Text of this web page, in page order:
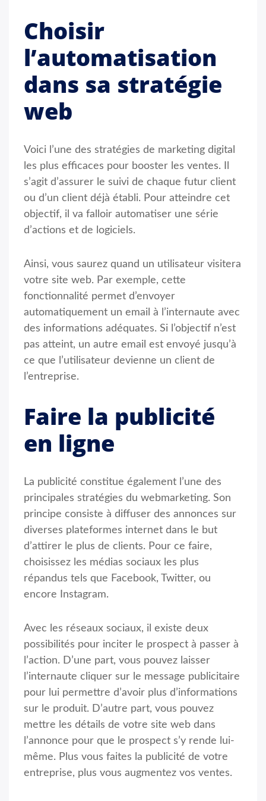
Choisir
l’automatisation
dans sa stratégie
web
Voici l’une des stratégies de marketing digital
les plus efficaces pour booster les ventes. Il
s’agit d’assurer le suivi de chaque futur client
ou d’un client déjà établi. Pour atteindre cet
objectif, il va falloir automatiser une série
d’actions et de logiciels.
Ainsi, vous saurez quand un utilisateur visitera
votre site web. Par exemple, cette
fonctionnalité permet d’envoyer
automatiquement un email à l’internaute avec
des informations adéquates. Si l’objectif n’est
pas atteint, un autre email est envoyé jusqu’à
ce que l’utilisateur devienne un client de
l’entreprise.
Faire la publicité
en ligne
La publicité constitue également l’une des
principales stratégies du webmarketing. Son
principe consiste à diffuser des annonces sur
diverses plateformes internet dans le but
d’attirer le plus de clients. Pour ce faire,
choisissez les médias sociaux les plus
répandus tels que Facebook, Twitter, ou
encore Instagram.
Avec les réseaux sociaux, il existe deux
possibilités pour inciter le prospect à passer à
l’action. D’une part, vous pouvez laisser
l’internaute cliquer sur le message publicitaire
pour lui permettre d’avoir plus d’informations
sur le produit. D’autre part, vous pouvez
mettre les détails de votre site web dans
l’annonce pour que le prospect s’y rende lui-
même. Plus vous faites la publicité de votre
entreprise, plus vous augmentez vos ventes.